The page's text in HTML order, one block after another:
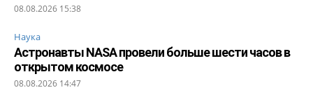
08.08.2026 15:38
Наука
Астронавты NASA провели больше шести часов в
открытом космосе
08.08.2026 14:47